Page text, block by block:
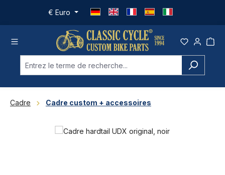
Passer au contenu principal
€ Euro
Cadre Cadre custom + accessoires
Ignorer la galerie d'images